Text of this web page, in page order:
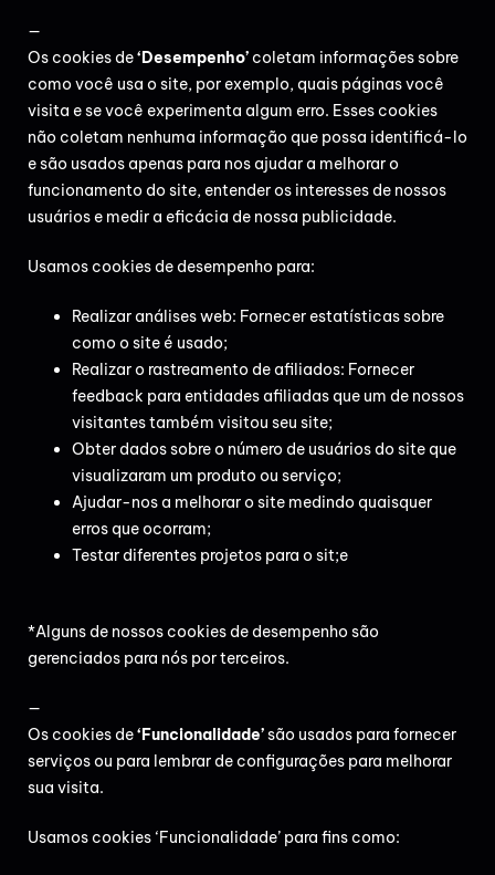
—
Os cookies de‘Desempenho’ coletam informações sobre
como você usa o site, por exemplo, quais páginas você
visita e se você experimenta algum erro. Esses cookies
não coletam nenhuma informação que possa identificá-lo
e são usados apenas para nos ajudar a melhorar o
funcionamento do site, entender os interesses de nossos
usuários e medir a eficácia de nossa publicidade.
Usamos cookies de desempenho para:
Realizar análises web: Fornecer estatísticas sobre
como o site é usado;
Realizar o rastreamento de afiliados: Fornecer
feedback para entidades afiliadas que um de nossos
visitantes também visitou seu site;
Obter dados sobre o número de usuários do site que
visualizaram um produto ou serviço;
Ajudar-nos a melhorar o site medindo quaisquer
erros que ocorram;
Testar diferentes projetos para o sit;e
*Alguns de nossos cookies de desempenho são
gerenciados para nós por terceiros.
—
Os cookies de‘Funcionalidade’são usados para fornecer
serviços ou para lembrar de configurações para melhorar
sua visita.
Usamos cookies ‘Funcionalidade’ para fins como: